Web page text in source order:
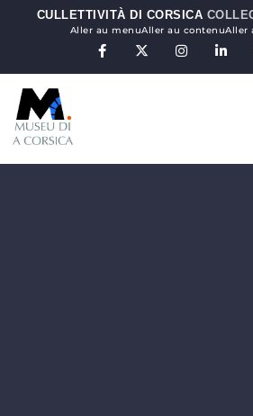
CULLETTIVITÀ DI CORSICA
Aller au menuAller au contenuAller